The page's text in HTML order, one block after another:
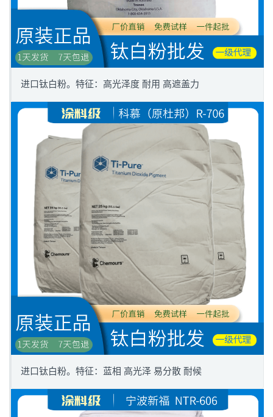
进口钛白粉。特征：高光泽度 耐用 高遮盖力
进口钛白粉。特征：蓝相 高光泽 易分散 耐候